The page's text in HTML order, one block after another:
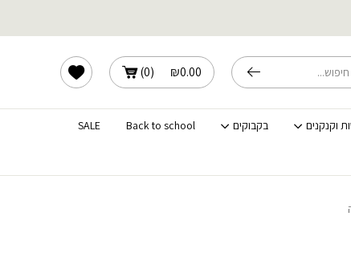
₪0.00
(
0
)
וקנקנים בקבוקים Back to school
SALE